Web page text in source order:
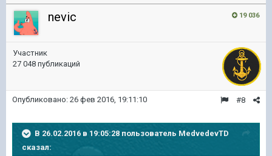
19 036
nevic
Участник
27 048 публикаций
#8
Опубликовано: 26 фев 2016, 19:11:10
В 26.02.2016 в 19:05:28 пользователь MedvedevTD
сказал: